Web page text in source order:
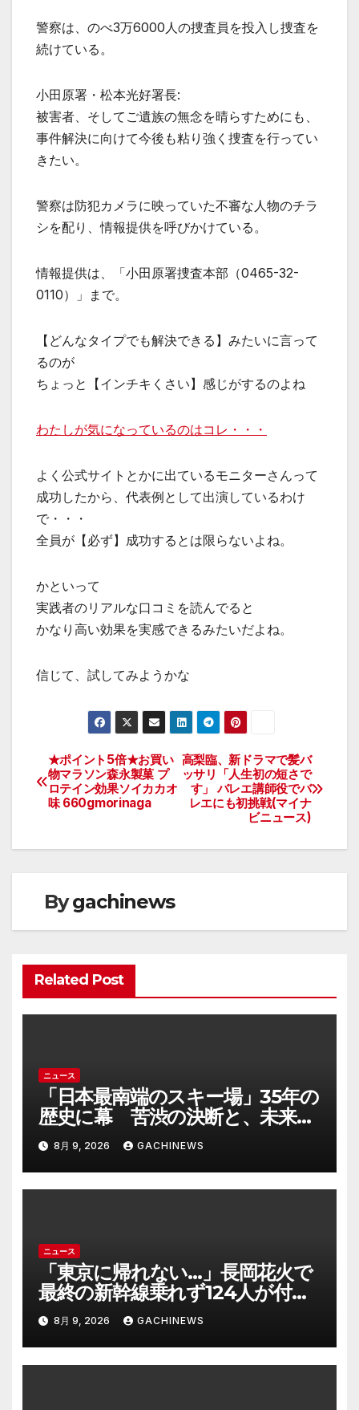
警察は、のべ3万6000人の捜査員を投入し捜査を
続けている。
小田原署・松本光好署長:
被害者、そしてご遺族の無念を晴らすためにも、
事件解決に向けて今後も粘り強く捜査を行ってい
きたい。
警察は防犯カメラに映っていた不審な人物のチラ
シを配り、情報提供を呼びかけている。
情報提供は、「小田原署捜査本部（0465-32-
0110）」まで。
【どんなタイプでも解決できる】みたいに言って
るのが
ちょっと【インチキくさい】感じがするのよね
わたしが気になっているのはコレ・・・
よく公式サイトとかに出ているモニターさんって
成功したから、代表例として出演しているわけ
で・・・
全員が【必ず】成功するとは限らないよね。
かといって
実践者のリアルな口コミを読んでると
かなり高い効果を実感できるみたいだよね。
信じて、試してみようかな
投
稿
ゲ
ー
シ
ョ
高梨臨、新ドラマで髪バ
ッサリ「人生初の短さで
す」 バレエ講師役でバ
レエにも初挑戦(マイナ
ビニュース)
★ポイント5倍★お買い
物マラソン森永製菓 プ
ロテイン効果ソイカカオ
味 660gmorinaga
Bygachinews
Related Post
ニュース
「日本最南端のスキー場」35年の
歴史に幕 苦渋の決断と、未来へ
の一歩(FNNプライムオンライン)
8月 9, 2026 GACHINEWS
ニュース
「東京に帰れない…」長岡花火で
最終の新幹線乗れず124人が付近
施設で一夜明かす “フェニック
ス”の打ち上げ時間後ろ倒しの影
響は?「分散退場には一定の効果
あった」(FNNプライムオンライ
8月 9, 2026 GACHINEWS